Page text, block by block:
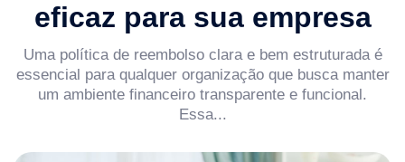
eficaz para sua empresa
Uma política de reembolso clara e bem estruturada é
essencial para qualquer organização que busca manter
um ambiente financeiro transparente e funcional.
Essa...